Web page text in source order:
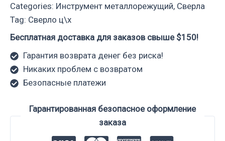
Categories: Инструмент металлорежущий, Сверла
Tag: Сверло ц\х
Бесплатная доставка для заказов свыше $150!
Гарантия возврата денег без риска!
Никаких проблем с возвратом
Безопасные платежи
Гарантированная безопасное оформление
заказа